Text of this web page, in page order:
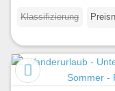
Klassifizierung